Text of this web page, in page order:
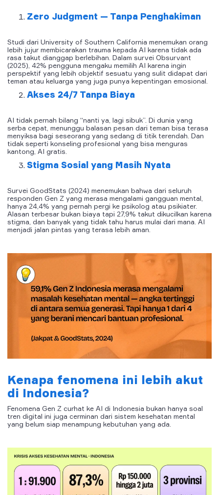
Zero Judgment — Tanpa Penghakiman
Studi dari University of Southern California menemukan orang
lebih jujur membicarakan trauma kepada AI karena tidak ada
rasa takut dianggap berlebihan. Dalam survei Obsurvant
(2025), 42% pengguna mengaku memilih AI karena ingin
perspektif yang lebih objektif sesuatu yang sulit didapat dari
teman atau keluarga yang juga punya kepentingan emosional.
Akses 24/7 Tanpa Biaya
AI tidak pernah bilang “nanti ya, lagi sibuk”. Di dunia yang
serba cepat, menunggu balasan pesan dari teman bisa terasa
menyiksa bagi seseorang yang sedang di titik terendah. Dan
tidak seperti konseling profesional yang bisa menguras
kantong, AI gratis.
Stigma Sosial yang Masih Nyata
Survei GoodStats (2024) menemukan bahwa dari seluruh
responden Gen Z yang merasa mengalami gangguan mental,
hanya 24,4% yang pernah pergi ke psikolog atau psikiater.
Alasan terbesar bukan biaya tapi 27,9% takut dikucilkan karena
stigma, dan banyak yang tidak tahu harus mulai dari mana. AI
menjadi jalan pintas yang terasa lebih aman.
Kenapa fenomena ini lebih akut
di Indonesia?
Fenomena Gen Z curhat ke AI di Indonesia bukan hanya soal
tren digital ini juga cerminan dari sistem kesehatan mental
yang belum siap menampung kebutuhan yang ada.